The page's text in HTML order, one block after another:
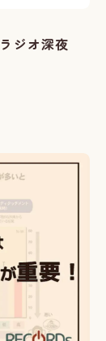
ジオ深夜